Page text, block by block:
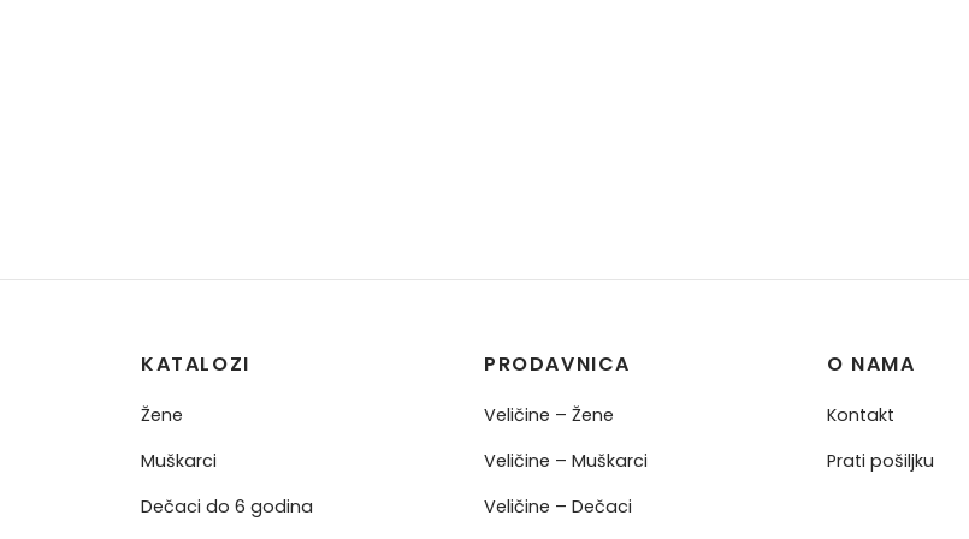
KATALOZI
Žene
Muškarci
Dečaci do 6 godina
PRODAVNICA
Veličine – Žene
Veličine – Muškarci
Veličine – Dečaci
O NAMA
Kontakt
Prati pošiljku